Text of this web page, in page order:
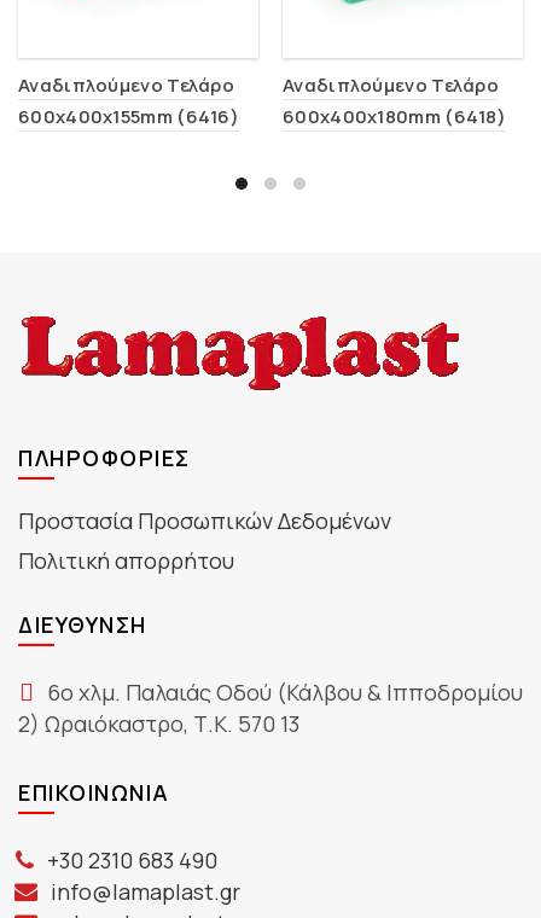
Αναδιπλούμενο Τελάρο
600x400x155mm (6416)
Αναδιπλούμενο Τελάρο
600x400x180mm (6418)
ΠΛΗΡΟΦΟΡΊΕΣ
Προστασία Προσωπικών Δεδομένων
Πολιτική απορρήτου
ΔΙΕΎΘΥΝΣΗ
6ο χλμ. Παλαιάς Οδού (Κάλβου & Ιπποδρομίου
2) Ωραιόκαστρο, Τ.Κ. 570 13
ΕΠΙΚΟΙΝΩΝΊΑ
+30 2310 683 490
info@lamaplast.gr